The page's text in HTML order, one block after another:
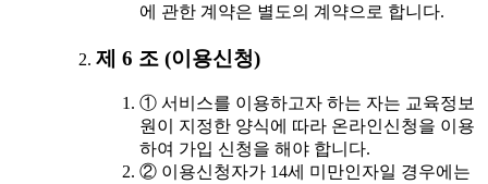
에 관한 계약은 별도의 계약으로 합니다.
제 6 조 (이용신청)
① 서비스를 이용하고자 하는 자는 교육정보
원이 지정한 양식에 따라 온라인신청을 이용
하여 가입 신청을 해야 합니다.
② 이용신청자가 14세 미만인자일 경우에는